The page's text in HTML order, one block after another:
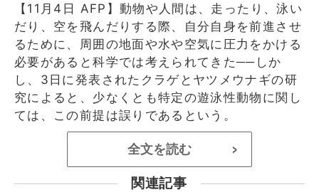
【11月4日 AFP】動物や人間は、走ったり、泳い
だり、空を飛んだりする際、自分自身を前進させ
るために、周囲の地面や水や空気に圧力をかける
必要があると科学では考えられてきた──しか
し、3日に発表されたクラゲとヤツメウナギの研
究によると、少なくとも特定の遊泳性動物に関し
ては、この前提は誤りであるという。
全文を読む >
関連記事